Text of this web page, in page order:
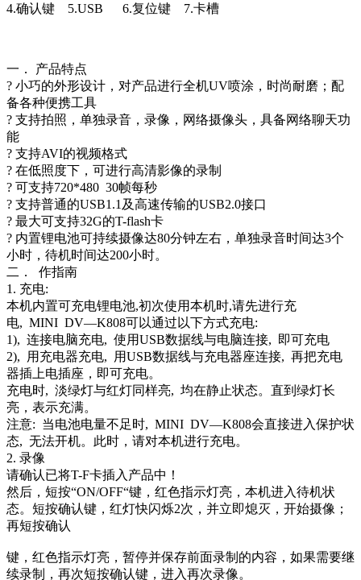
4.确认键 5.USB 6.复位键 7.卡槽
一． 产品特点
? 小巧的外形设计，对产品进行全机UV喷涂，时尚耐磨；配
备各种便携工具
? 支持拍照，单独录音，录像，网络摄像头，具备网络聊天功
能
? 支持AVI的视频格式
? 在低照度下，可进行高清影像的录制
? 可支持720*480 30帧每秒
? 支持普通的USB1.1及高速传输的USB2.0接口
? 最大可支持32G的T-flash卡
? 内置锂电池可持续摄像达80分钟左右，单独录音时间达3个
小时，待机时间达200小时。
二． 作指南
1. 充电:
本机内置可充电锂电池,初次使用本机时,请先进行充
电, MINI DV—K808可以通过以下方式充电:
1), 连接电脑充电, 使用USB数据线与电脑连接, 即可充电
2), 用充电器充电, 用USB数据线与充电器座连接, 再把充电
器插上电插座，即可充电。
充电时, 淡绿灯与红灯同样亮, 均在静止状态。直到绿灯长
亮，表示充满。
注意: 当电池电量不足时, MINI DV—K808会直接进入保护状
态, 无法开机。此时，请对本机进行充电。
2. 录像
请确认已将T-F卡插入产品中！
然后，短按“ON/OFF“键，红色指示灯亮，本机进入待机状
态。短按确认键，红灯快闪烁2次，并立即熄灭，开始摄像；
再短按确认
键，红色指示灯亮，暂停并保存前面录制的内容，如果需要继
续录制，再次短按确认键，进入再次录像。